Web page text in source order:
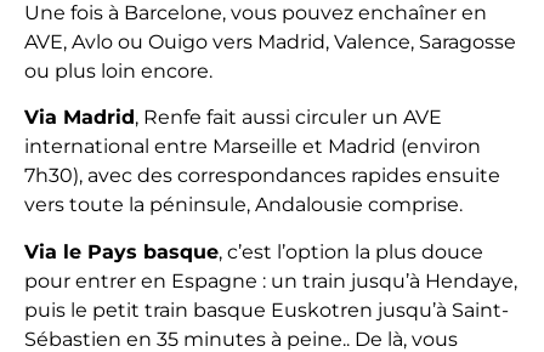
Une fois à Barcelone, vous pouvez enchaîner en
AVE, Avlo ou Ouigo vers Madrid, Valence, Saragosse
ou plus loin encore.
Via Madrid, Renfe fait aussi circuler un AVE
international entre Marseille et Madrid (environ
7h30), avec des correspondances rapides ensuite
vers toute la péninsule, Andalousie comprise.
Via le Pays basque, c’est l’option la plus douce
pour entrer en Espagne : un train jusqu’à Hendaye,
puis le petit train basque Euskotren jusqu’à Saint-
Sébastien en 35 minutes à peine.. De là, vous